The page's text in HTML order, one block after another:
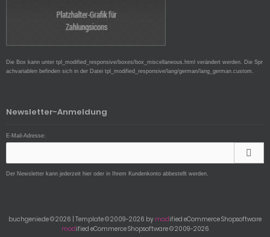
Die Box kann unter tpl_modified_responsive/boxes/box_miscellaneous.html verändert werden. Die Spr
achvariablen befinden sich in der Datei tpl_modified_responsive/lang/german/lang_german.custom.
Newsletter-Anmeldung
E-Mail-Adresse:
Der Newsletter kann jederzeit hier oder in Ihrem Kundenkonto abbestellt werden.
buchgenie.de © 2026 | Template © 2009-2026 by modified eCommerce Shopsoftware
modified eCommerce Shopsoftware © 2009-2026